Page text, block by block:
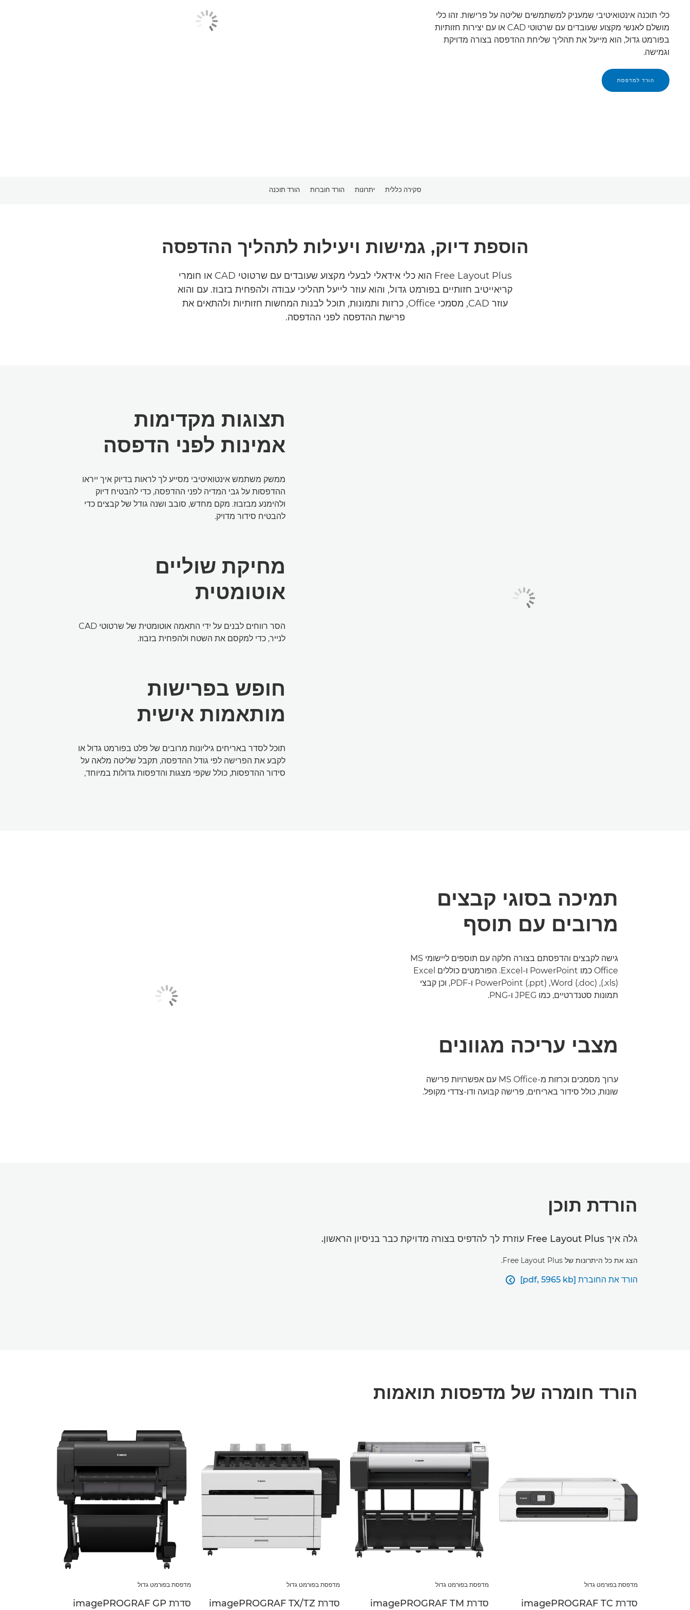
כלי תוכנה אינטואיטיבי שמעניק למשתמשים שליטה על פרישות. זהו כלי
מושלם לאנשי מקצוע שעובדים עם שרטוטי CAD או עם יצירות חזותיות
בפורמט גדול, הוא מייעל את תהליך שליחת ההדפסה בצורה מדויקת
וגמישה.
הורד למדפסת
סקירה כללית יתרונות הורד חוברות הורד תוכנה
הוספת דיוק, גמישות ויעילות לתהליך ההדפסה
Free Layout Plus הוא כלי אידאלי לבעלי מקצוע שעובדים עם שרטוטי CAD או חומרי
קריאייטיב חזותיים בפורמט גדול, והוא עוזר לייעל תהליכי עבודה ולהפחית בזבוז. עם והוא
עוזר CAD, מסמכי Office, כרזות ותמונות, תוכל לבנות המחשות חזותיות ולהתאים את
פרישת ההדפסה לפני ההדפסה.
תצוגות מקדימות
אמינות לפני הדפסה
ממשק משתמש אינטואיטיבי מסייע לך לראות בדיוק איך ייראו
ההדפסות על גבי המדיה לפני ההדפסה, כדי להבטיח דיוק
ולהימנע מבזבוז. מקם מחדש, סובב ושנה גודל של קבצים כדי
להבטיח סידור מדויק.
מחיקת שוליים
אוטומטית
הסר רווחים לבנים על ידי התאמה אוטומטית של שרטוטי CAD
לנייר, כדי למקסם את השטח ולהפחית בזבוז.
חופש בפרישות
מותאמות אישית
תוכל לסדר באריחים גיליונות מרובים של פלט בפורמט גדול או
לקבע את הפרישה לפי גודל ההדפסה, תקבל שליטה מלאה על
סידור ההדפסות, כולל שקפי מצגות והדפסות גדולות במיוחד,
תמיכה בסוגי קבצים
מרובים עם תוסף
גישה לקבצים והדפסתם בצורה חלקה עם תוספים ליישומי MS
Office כמו PowerPoint ו-Excel. הפורמטים כוללים Excel
(.xls), ‏Word (.doc), ‏PowerPoint (.ppt) ו-PDF, וכן קבצי
תמונות סטנדרטיים, כמו JPEG ו-PNG.
מצבי עריכה מגוונים
ערוך מסמכים וכרזות מ-MS Office עם אפשרויות פרישה
שונות, כולל סידור באריחים, פרישה קבועה ודו-צדדי מקופל.
הורדת תוכן
גלה איך Free Layout Plus עוזרת לך להדפיס בצורה מדויקת כבר בניסיון הראשון.
הצג את כל היתרונות של Free Layout Plus.
הורד את החוברת [pdf, 5965 kb] 
הורד חומרה של מדפסות תואמות
מדפסת בפורמט גדול
סדרת imagePROGRAF TC
מדפסת בפורמט גדול
סדרת imagePROGRAF TM
מדפסת בפורמט גדול
סדרת imagePROGRAF TX/TZ
מדפסת בפורמט גדול
סדרת imagePROGRAF GP